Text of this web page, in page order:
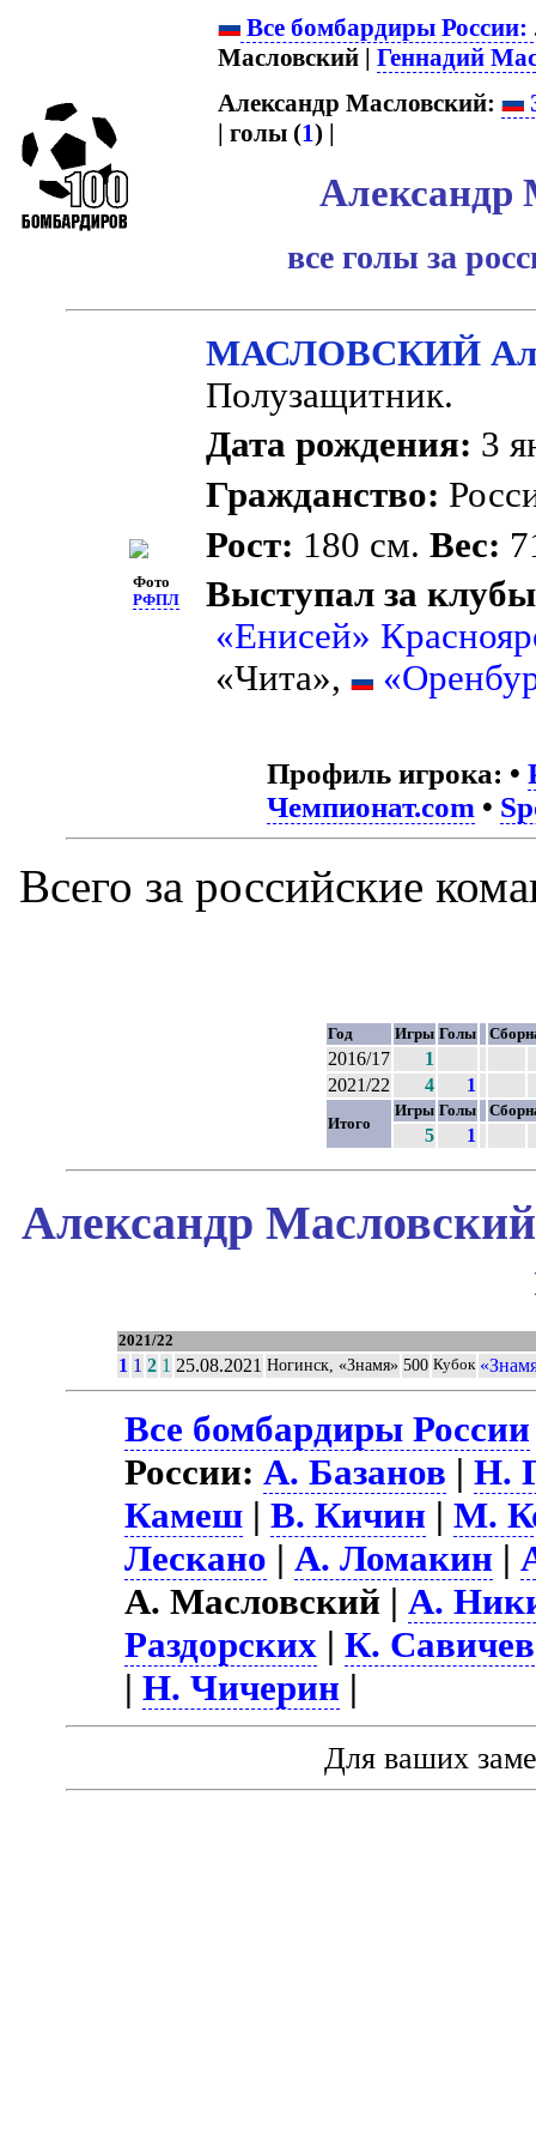
Все бомбардиры России:
Масловский | Геннадий
Александр Масловский:
| голы (1) |
Александр
все голы за
Фото
РФПЛ
МАСЛОВСКИЙ
Полузащитник.
Дата рождения: 3
Гражданство:
Рост: 180 см.Вес:
Выступал за
«Енисей»
«Чита»,
Профиль игрока: •
Чемпионат.com •
Всего за российские
Год Игры Голы
2016/17
1
2021/22
4 1
Итого
Игры Голы
5 1
Александр
2021/22
1 1 2 1 25.08.2021 Ногинск, «Знамя» 500 Кубок
Все бомбардиры России
России:А. Базанов |Н.
Камеш |В. Кичин |М.
Лескано |А. Ломакин |
А. Масловский |А.
Раздорских |К. Савичев
|Н. Чичерин |
Для ваших